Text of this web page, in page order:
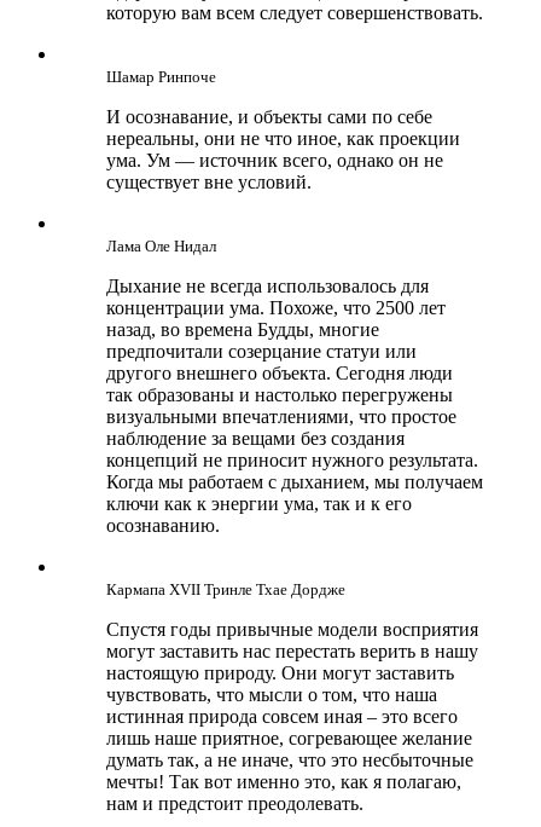
которую вам всем следует совершенствовать.
Шамар Ринпоче
И осознавание, и объекты сами по себе
нереальны, они не что иное, как проекции
ума. Ум — источник всего, однако он не
существует вне условий.
Лама Оле Нидал
Дыхание не всегда использовалось для
концентрации ума. Похоже, что 2500 лет
назад, во времена Будды, многие
предпочитали созерцание статуи или
другого внешнего объекта. Сегодня люди
так образованы и настолько перегружены
визуальными впечатлениями, что простое
наблюдение за вещами без создания
концепций не приносит нужного результата.
Когда мы работаем с дыханием, мы получаем
ключи как к энергии ума, так и к его
осознаванию.
Кармапа ХVII Тринле Тхае Дордже
Спустя годы привычные модели восприятия
могут заставить нас перестать верить в нашу
настоящую природу. Они могут заставить
чувствовать, что мысли о том, что наша
истинная природа совсем иная – это всего
лишь наше приятное, согревающее желание
думать так, а не иначе, что это несбыточные
мечты! Так вот именно это, как я полагаю,
нам и предстоит преодолевать.